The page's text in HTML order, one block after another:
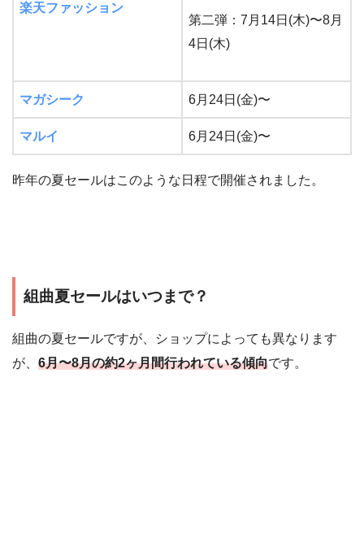
楽天ファッション
第二弾：7月14日(木)〜8月
4日(木)
マガシーク 6月24日(金)〜
マルイ 6月24日(金)〜
昨年の夏セールはこのような日程で開催されました。
組曲夏セールはいつまで？
組曲の夏セールですが、ショップによっても異なります
が、 6月〜8月の約2ヶ月間行われている傾向です。